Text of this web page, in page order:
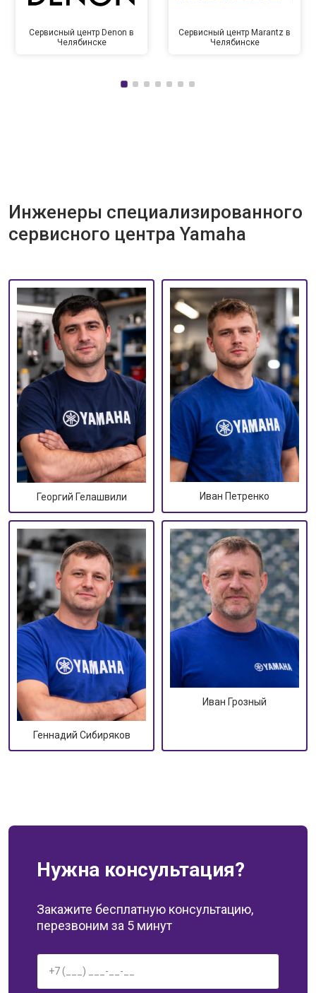
Сервисный центр Denon в
Челябинске
Сервисный центр Marantz в
Челябинске
Инженеры специализированного
сервисного центра Yamaha
Георгий Гелашвили Иван Петренко
Геннадий Сибиряков
Иван Грозный
Нужна консультация?
Закажите бесплатную консультацию,
перезвоним за 5 минут